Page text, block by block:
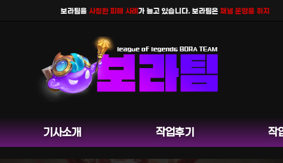
보라팀을사칭한 피해 사례가 늘고 있습니다. 보라팀은채널 운영을 하지 않으며
기사소개 작업후기 작